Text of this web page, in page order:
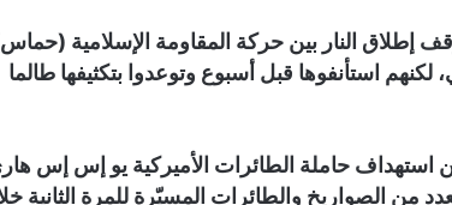
إطلاق النار بين حركة المقاومة الإسلامية
الثاني الماضي، لكنهم استأنفوها قبل أسبوع وتوعدوا بتكثيفها طالما
حاملة الطائرات الأميركية يو إس إس